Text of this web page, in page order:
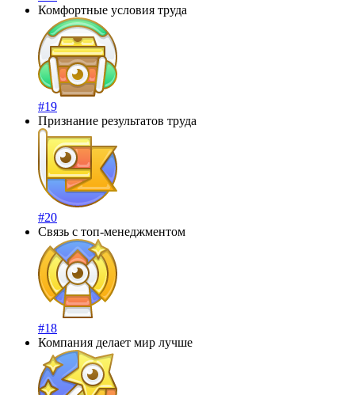
Комфортные условия труда
#19
Признание результатов труда
#20
Связь с топ-менеджментом
#18
Компания делает мир лучше